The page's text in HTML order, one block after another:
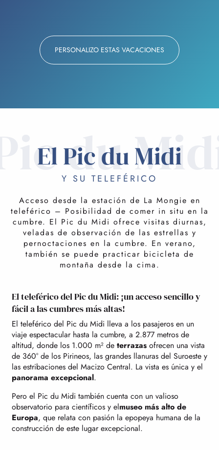
PERSONALIZO ESTAS VACACIONES
du
El Pic du Midi
Y SU TELEFÉRICO
Acceso desde la estación de La Mongie en
teleférico – Posibilidad de comer in situ en la
cumbre. El Pic du Midi ofrece visitas diurnas,
veladas de observación de las estrellas y
pernoctaciones en la cumbre. En verano,
también se puede practicar bicicleta de
montaña desde la cima.
El teleférico del Pic du Midi: ¡un acceso sencillo y
fácil a las cumbres más altas!
El teleférico del Pic du Midi lleva a los pasajeros en un
viaje espectacular hasta la cumbre, a 2.877 metros de
altitud, donde los 1.000 m² de terrazas ofrecen una vista
de 360° de los Pirineos, las grandes llanuras del Suroeste y
las estribaciones del Macizo Central. La vista es única y el
panorama excepcional.
Pero el Pic du Midi también cuenta con un valioso
observatorio para científicos y elmuseo más alto de
Europa, que relata con pasión la epopeya humana de la
construcción de este lugar excepcional.